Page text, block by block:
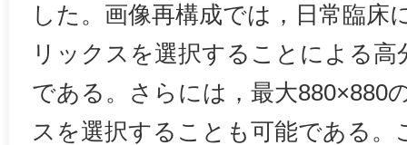
した。画像再構成では，日常臨床
リックスを選択することによる高
である。さらには，最大880×880
スを選択することも可能である